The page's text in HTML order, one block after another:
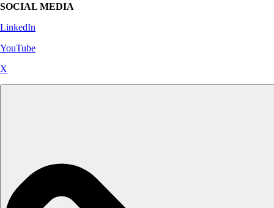
SOCIAL MEDIA
LinkedIn
YouTube
X